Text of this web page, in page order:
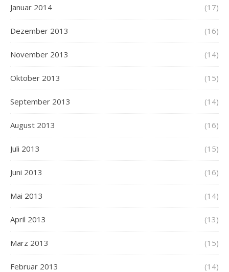
Januar 2014 (17)
Dezember 2013 (16)
November 2013 (14)
Oktober 2013 (15)
September 2013 (14)
August 2013 (16)
Juli 2013 (15)
Juni 2013 (16)
Mai 2013 (14)
April 2013 (13)
März 2013 (15)
Februar 2013 (14)